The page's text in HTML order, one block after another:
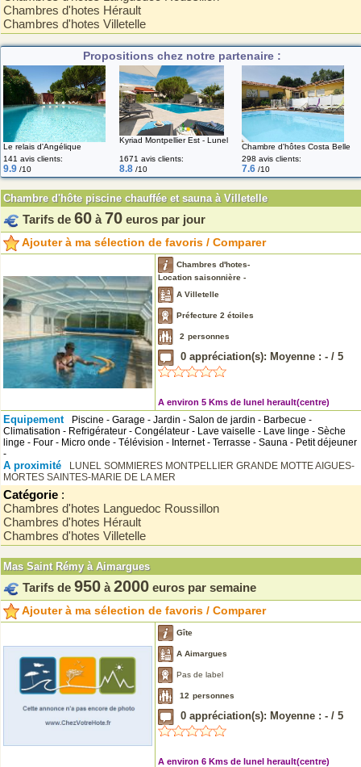
Chambres d'hotes Hérault
Chambres d'hotes Villetelle
Propositions chez notre partenaire :
Le relais d'Angélique
Kyriad Montpellier Est - Lunel
Chambre d'hôtes Costa Belle
141 avis clients:
9.9 /10
1671 avis clients:
8.8 /10
298 avis clients:
7.6 /10
Chambre d'hôte piscine chauffée et sauna à Villetelle
Tarifs de 60 à 70 euros par jour
Ajouter à ma sélection de favoris / Comparer
Chambres d'hotes-
Location saisonnière -
A Villetelle
Préfecture 2 étoiles
2 personnes
0 appréciation(s): Moyenne : - / 5
A environ 5 Kms de lunel herault(centre)
Equipement
Piscine - Garage - Jardin - Salon de jardin - Barbecue -
Climatisation - Refrigérateur - Congélateur - Lave vaiselle - Lave linge - Sèche
linge - Four - Micro onde - Télévision - Internet - Terrasse - Sauna - Petit déjeuner
-
A proximité LUNEL SOMMIERES MONTPELLIER GRANDE MOTTEAIGUES-
MORTES SAINTES-MARIE DE LA MER
Catégorie :
Chambres d'hotes Languedoc Roussillon
Chambres d'hotes Hérault
Chambres d'hotes Villetelle
Mas Saint Rémy à Aimargues
Tarifs de 950 à 2000 euros par semaine
Ajouter à ma sélection de favoris / Comparer
Gîte
A Aimargues
Pas de label
12 personnes
0 appréciation(s): Moyenne : - / 5
A environ 6 Kms de lunel herault(centre)